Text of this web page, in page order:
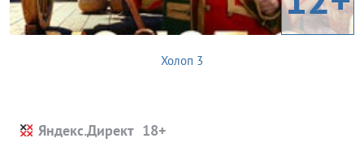
Холоп 3
Яндекс.Директ